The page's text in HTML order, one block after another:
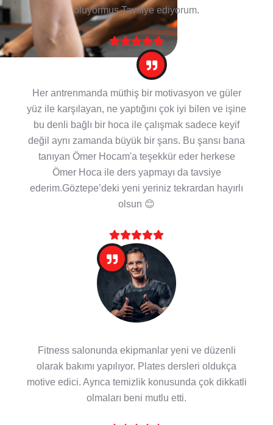
oluyormuş.Tavsiye ediyorum.
Her antrenmanda müthiş bir motivasyon ve güler
yüz ile karşılayan, ne yaptığını çok iyi bilen ve işine
bu denli bağlı bir hoca ile çalışmak sadece keyif
değil aynı zamanda büyük bir şans. Bu şansı bana
tanıyan Ömer Hocam'a teşekkür eder herkese
Ömer Hoca ile ders yapmayı da tavsiye
ederim.Göztepe’deki yeni yeriniz tekrardan hayırlı
olsun 😊
Fitness salonunda ekipmanlar yeni ve düzenli
olarak bakımı yapılıyor. Plates dersleri oldukça
motive edici. Ayrıca temizlik konusunda çok dikkatli
olmaları beni mutlu etti.